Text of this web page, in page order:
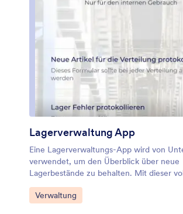
führen Sie alle Ihre
mit dieser kostenlosen Wartungsprotokoll-
Lagerverwaltung App
Eine Lagerverwaltungs-App wird von
verwendet, um den Überblick über neue
Lagerbestände zu behalten. Mit dieser
anpassbaren App können Sie
Beschreibungen, Mengen, Modell- und
Zur Kategorie:
Verwaltung